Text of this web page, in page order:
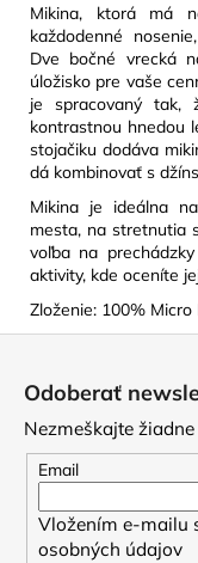
Mikina, ktorá má
každodenné
Dve bočné vrecká
úložisko pre vaše
je spracovaný
kontrastnou hnedou
stojačiku dodáva
dá kombinovať s
Mikina je ideálna
mesta, na stretnutia
voľba na
aktivity, kde oceníte
Zloženie: 100% Micro
Odoberať
Nezmeškajte
Email
Vložením e-mailu
osobných údajov